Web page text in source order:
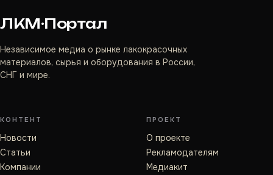
ЛКМ·Портал
Независимое медиа о рынке лакокрасочных
материалов, сырья и оборудования в России,
СНГ и мире.
КОНТЕНТ
Новости
Статьи
Компании
ПРОЕКТ
О проекте
Рекламодателям
Медиакит